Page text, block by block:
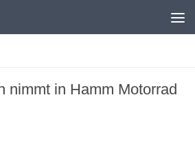
nimmt in Hamm Motorrad